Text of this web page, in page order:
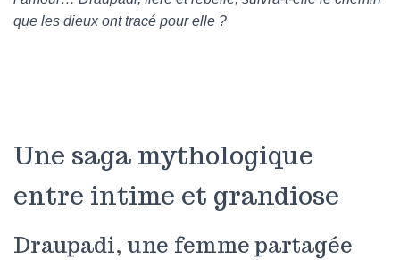
que les dieux ont tracé pour elle ?
Une saga mythologique
entre intime et grandiose
Draupadi, une femme partagée